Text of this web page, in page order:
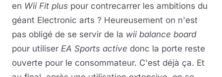
en Wii Fit plus pour contrecarrer les ambitions du
géant Electronic arts ? Heureusement on n'est
pas obligé de se servir de la wii balance board
pour utiliser EA Sports active donc la porte reste
ouverte pour le consommateur. C'est déjà ça. Et